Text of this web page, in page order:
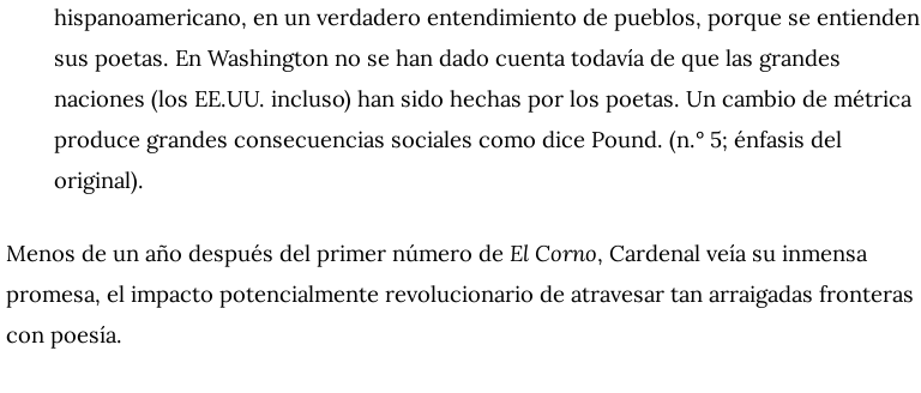
hispanoamericano, en un verdadero entendimiento de pueblos, porque se entienden
sus poetas. En Washington no se han dado cuenta todavía de que las grandes
naciones (los EE.UU. incluso) han sido hechas por los poetas. Un cambio de métrica
produce grandes consecuencias sociales como dice Pound. (n.° 5; énfasis del
original).
Menos de un año después del primer número de El Corno, Cardenal veía su inmensa
promesa, el impacto potencialmente revolucionario de atravesar tan arraigadas fronteras
con poesía.